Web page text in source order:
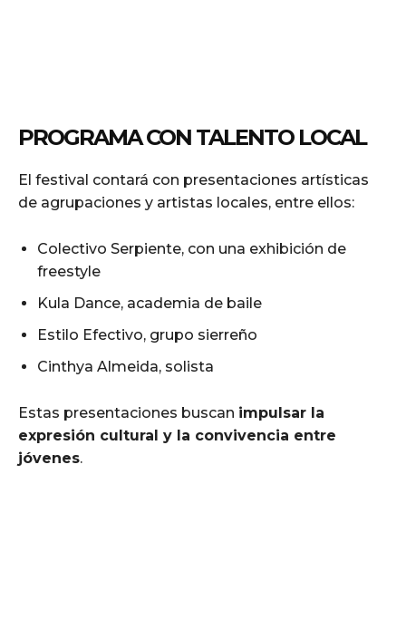
PROGRAMA CON TALENTO LOCAL
El festival contará con presentaciones artísticas
de agrupaciones y artistas locales, entre ellos:
Colectivo Serpiente, con una exhibición de
freestyle
Kula Dance, academia de baile
Estilo Efectivo, grupo sierreño
Cinthya Almeida, solista
Estas presentaciones buscan impulsar la
expresión cultural y la convivencia entre
jóvenes.